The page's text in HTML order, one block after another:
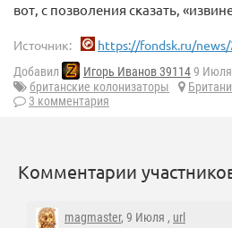
вот, с позволения сказать,
Источник: https://fondsk.ru/news/
Добавил Игорь Иванов 391149 Июля
британские колонизаторы
3 комментария
Комментарии
magmaster, 9 Июля , url